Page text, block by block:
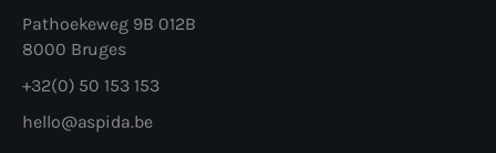
Pathoekeweg 9B 012B
8000 Bruges
+32(0) 50 153 153
hello@aspida.be